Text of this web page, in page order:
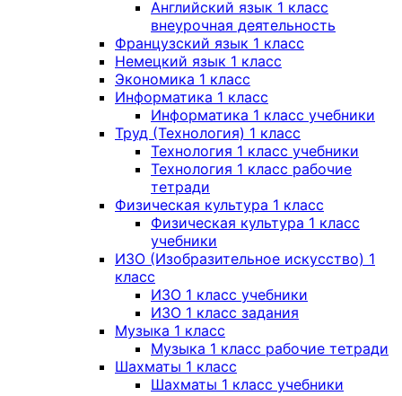
Английский язык 1 класс
внеурочная деятельность
Французский язык 1 класс
Немецкий язык 1 класс
Экономика 1 класс
Информатика 1 класс
Информатика 1 класс учебники
Труд (Технология) 1 класс
Технология 1 класс учебники
Технология 1 класс рабочие
тетради
Физическая культура 1 класс
Физическая культура 1 класс
учебники
ИЗО (Изобразительное искусство) 1
класс
ИЗО 1 класс учебники
ИЗО 1 класс задания
Музыка 1 класс
Музыка 1 класс рабочие тетради
Шахматы 1 класс
Шахматы 1 класс учебники